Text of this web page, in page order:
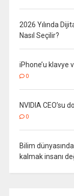
2026 Yılında
Nasıl Seçilir?
iPhone’u klavye
0
NVIDIA CEO’su
0
Bilim
kalmak insanı